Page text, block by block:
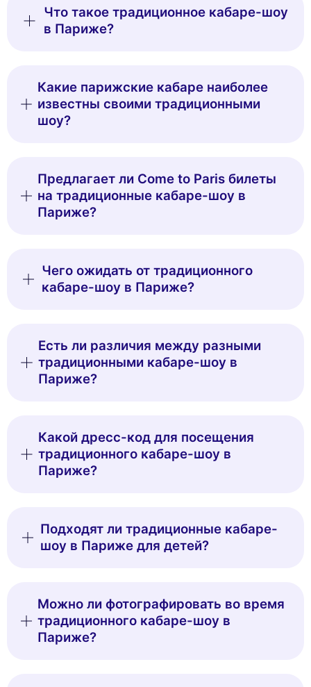
Что такое традиционное кабаре-шоу
в Париже?
Какие парижские кабаре наиболее
известны своими традиционными
шоу?
Предлагает ли Come to Paris билеты
на традиционные кабаре-шоу в
Париже?
Чего ожидать от традиционного
кабаре-шоу в Париже?
Есть ли различия между разными
традиционными кабаре-шоу в
Париже?
Какой дресс-код для посещения
традиционного кабаре-шоу в
Париже?
Подходят ли традиционные кабаре-
шоу в Париже для детей?
Можно ли фотографировать во время
традиционного кабаре-шоу в
Париже?